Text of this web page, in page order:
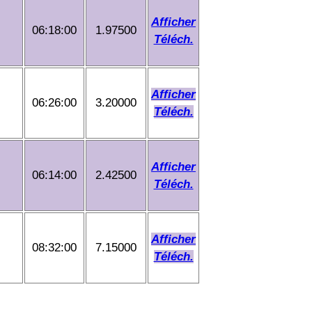
06:18:00 1.97500
Afficher
Téléch.
06:26:00 3.20000
Afficher
Téléch.
06:14:00 2.42500
Afficher
Téléch.
08:32:00 7.15000
Afficher
Téléch.